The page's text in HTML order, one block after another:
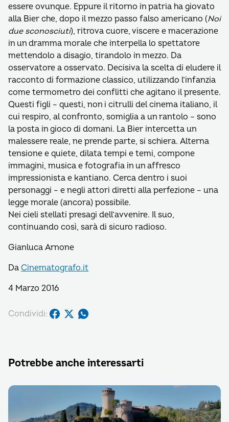
essere ovunque. Eppure il ritorno in patria ha giovato
alla Bier che, dopo il mezzo passo falso americano (Noi
due sconosciuti), ritrova cuore, viscere e macerazione
in un dramma morale che interpella lo spettatore
mettendolo a disagio, tirandolo in mezzo. Da
osservatore a osservato. Decisiva la scelta di eludere il
racconto di formazione classico, utilizzando l’infanzia
come termometro dei conflitti che agitano il presente.
Questi figli – questi, non i citrulli del cinema italiano, il
cui respiro, al confronto, somiglia a un rantolo – sono
la posta in gioco di domani. La Bier intercetta un
malessere reale, ne prende parte, si schiera. Alterna
tensione e quiete, dilata tempi e temi, compone
immagini, musica e fotografia in un affresco
impressionista e kantiano. Cerca dentro i suoi
personaggi – e negli attori diretti alla perfezione – una
legge morale (ancora) possibile.
Nei cieli stellati presagi dell’avvenire. Il suo,
continuando così, sarà di sicuro radioso.
Gianluca Arnone
Da Cinematografo.it
4 Marzo 2016
Condividi:
Potrebbe anche interessarti